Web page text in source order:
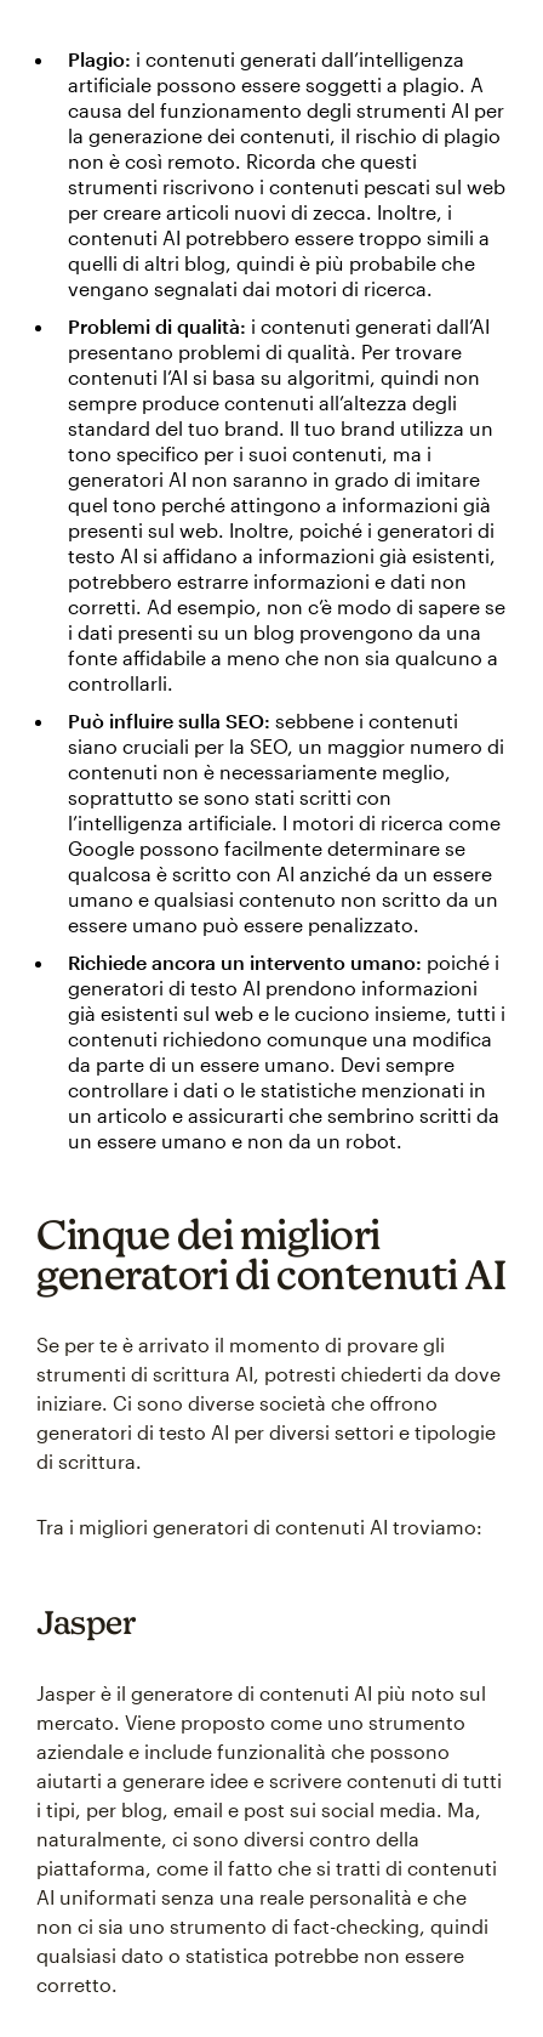
Plagio: i contenuti generati dall’intelligenza
artificiale possono essere soggetti a plagio. A
causa del funzionamento degli strumenti AI per
la generazione dei contenuti, il rischio di plagio
non è così remoto. Ricorda che questi
strumenti riscrivono i contenuti pescati sul web
per creare articoli nuovi di zecca. Inoltre, i
contenuti AI potrebbero essere troppo simili a
quelli di altri blog, quindi è più probabile che
vengano segnalati dai motori di ricerca.
Problemi di qualità: i contenuti generati dall’AI
presentano problemi di qualità. Per trovare
contenuti l’AI si basa su algoritmi, quindi non
sempre produce contenuti all’altezza degli
standard del tuo brand. Il tuo brand utilizza un
tono specifico per i suoi contenuti, ma i
generatori AI non saranno in grado di imitare
quel tono perché attingono a informazioni già
presenti sul web. Inoltre, poiché i generatori di
testo AI si affidano a informazioni già esistenti,
potrebbero estrarre informazioni e dati non
corretti. Ad esempio, non c’è modo di sapere se
i dati presenti su un blog provengono da una
fonte affidabile a meno che non sia qualcuno a
controllarli.
Può influire sulla SEO: sebbene i contenuti
siano cruciali per la SEO, un maggior numero di
contenuti non è necessariamente meglio,
soprattutto se sono stati scritti con
l’intelligenza artificiale. I motori di ricerca come
Google possono facilmente determinare se
qualcosa è scritto con AI anziché da un essere
umano e qualsiasi contenuto non scritto da un
essere umano può essere penalizzato.
Richiede ancora un intervento umano: poiché i
generatori di testo AI prendono informazioni
già esistenti sul web e le cuciono insieme, tutti i
contenuti richiedono comunque una modifica
da parte di un essere umano. Devi sempre
controllare i dati o le statistiche menzionati in
un articolo e assicurarti che sembrino scritti da
un essere umano e non da un robot.
Cinque dei migliori
generatori di contenuti AI
Se per te è arrivato il momento di provare gli
strumenti di scrittura AI, potresti chiederti da dove
iniziare. Ci sono diverse società che offrono
generatori di testo AI per diversi settori e tipologie
di scrittura.
Tra i migliori generatori di contenuti AI troviamo:
Jasper
Jasper è il generatore di contenuti AI più noto sul
mercato. Viene proposto come uno strumento
aziendale e include funzionalità che possono
aiutarti a generare idee e scrivere contenuti di tutti
i tipi, per blog, email e post sui social media. Ma,
naturalmente, ci sono diversi contro della
piattaforma, come il fatto che si tratti di contenuti
AI uniformati senza una reale personalità e che
non ci sia uno strumento di fact-checking, quindi
qualsiasi dato o statistica potrebbe non essere
corretto.